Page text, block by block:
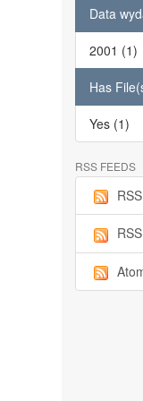
Data
2001 (1)
Has
Yes (1)
RSS FEEDS